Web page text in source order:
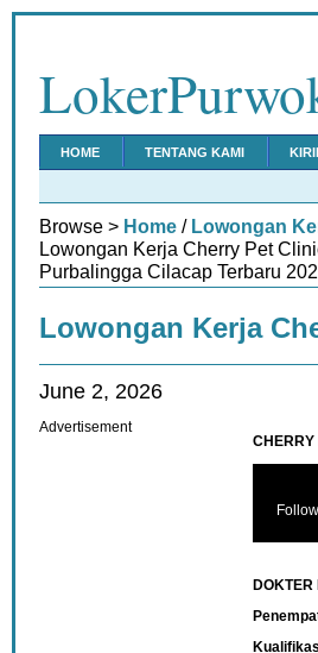
HOME TENTANG KAMI
Browse > Home / Lowongan
Lowongan Kerja Cherry Pet
Purbalingga Cilacap Terbaru
Lowongan Kerja
June 2, 2026
CHERRY
DOKTER
Advertisement